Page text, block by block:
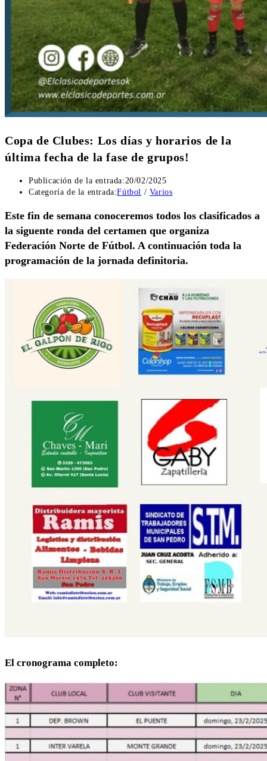
Copa de Clubes: Los días y horarios de la
última fecha de la fase de grupos!
Publicación de la entrada:20/02/2025
Categoría de la entrada:Fútbol / Varios
Este fin de semana conoceremos todos los clasificados a
la siguente ronda del certamen que organiza
Federación Norte de Fútbol. A continuación toda la
programación de la jornada definitoria.
El cronograma completo: